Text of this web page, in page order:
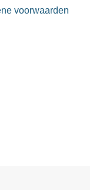
voorwaarden